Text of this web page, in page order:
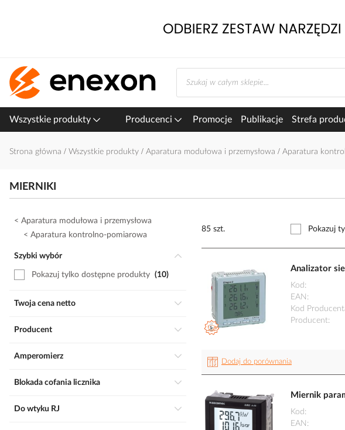
Wszystkie produkty Producenci Promocje Publikacje Strefa
Strona główna Wszystkie produkty Aparatura modułowa i przemysłowa Aparatura
MIERNIKI
85 szt. Pokazuj
Analizator
Kod
EAN
Kod
Producent
Dodaj do porównania
Miernik
Kod
EAN
Aparatura modułowa i przemysłowa
Aparatura kontrolno-pomiarowa
Szybki wybór
Pokazuj tylko dostępne produkty 10
Twoja cena netto
Producent
Amperomierz
Blokada cofania licznika
Do wtyku RJ